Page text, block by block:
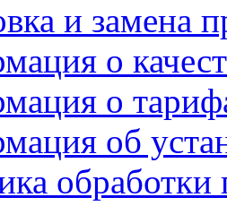
и замена
о
о
об